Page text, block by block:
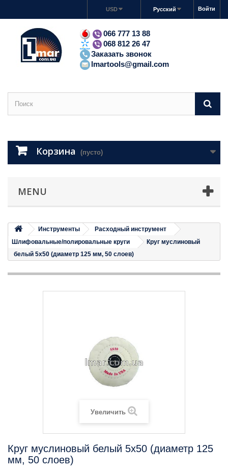
Войти
Русский
USD
066 777 13 88
068 812 26 47
Заказать звонок
lmartools@gmail.com
Корзина (пусто)
MENU
Инструменты
Расходный инструмент
Шлифовальные/полировальные круги
Круг муслиновый
белый 5х50 (диаметр 125 мм, 50 слоев)
Увеличить
Круг муслиновый белый 5х50 (диаметр 125
мм, 50 слоев)